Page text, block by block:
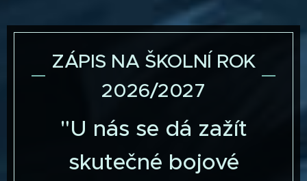
ZÁPIS NA ŠKOLNÍ ROK
2026/2027
"U nás se dá zažít
skutečné bojové